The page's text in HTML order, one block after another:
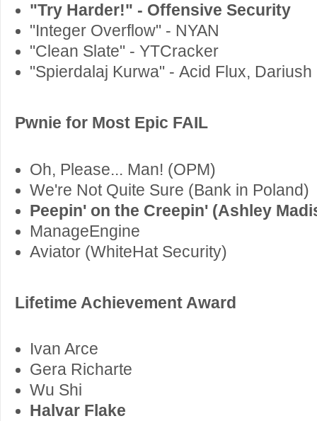
"Try Harder!" - Offensive Security
"Integer Overflow" - NYAN
"Clean Slate" - YTCracker
"Spierdalaj Kurwa" - Acid Flux, Dariush
Pwnie for Most Epic FAIL
Oh, Please... Man! (OPM)
We're Not Quite Sure (Bank in Poland)
Peepin' on the Creepin' (Ashley
ManageEngine
Aviator (WhiteHat Security)
Lifetime Achievement Award
Ivan Arce
Gera Richarte
Wu Shi
Halvar Flake